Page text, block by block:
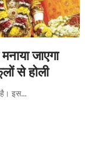
जाएगा
से होली
है। इस…